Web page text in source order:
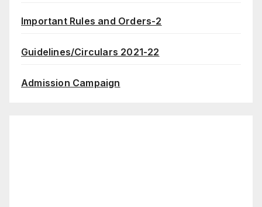
Important Rules and Orders-2
Guidelines/Circulars 2021-22
Admission Campaign